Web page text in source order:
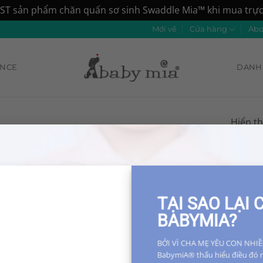
TẠI SAO LẠI
BABYMIA?
BỞI VÌ CHA MẸ YÊU CON
BabymiA® thấu hiểu điều đó
sản phẩm chăn quấn sơ sinh Swaddle Mia™ khi mua
Mới về Cửa hàng
DANH
Hiển
Wishlist